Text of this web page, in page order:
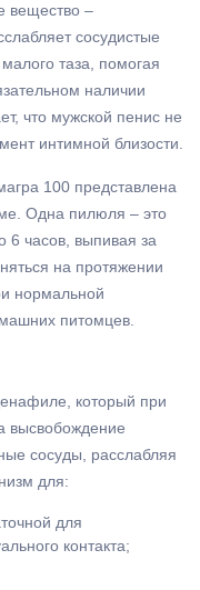
вещество –
сосудистые
таза, помогая
наличии
что мужской пенис не
интимной близости.
100 представлена
Одна пилюля – это
6 часов, выпивая за
на протяжении
нормальной
питомцев.
который при
высвобождение
сосуды, расслабляя
для:
для
контакта;